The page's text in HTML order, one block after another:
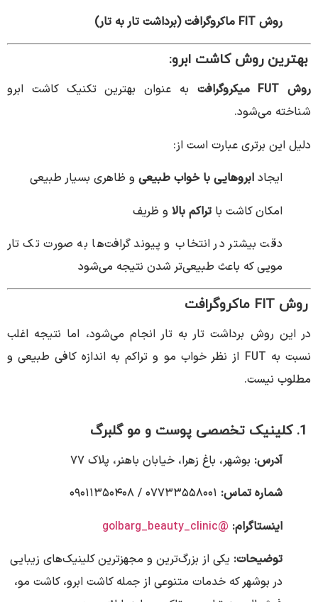
روش FIT ماکروگرافت (برداشت تار به تار)
بهترین روش کاشت ابرو:
روش FUT میکروگرافت
به عنوان بهترین تکنیک کاشت ابرو
شناخته می‌شود.
دلیل این برتری عبارت است از:
ایجاد ابروهایی با خواب طبیعی و ظاهری بسیار طبیعی
امکان کاشت با تراکم بالا و ظریف
دقت بیشتر در انتخاب و پیوند گرافت‌ها به صورت تک تار
مویی که باعث طبیعی‌تر شدن نتیجه می‌شود
روش FIT ماکروگرافت
در این روش برداشت تار به تار انجام می‌شود، اما نتیجه اغلب
نسبت به FUT از نظر خواب مو و تراکم به اندازه کافی طبیعی و
مطلوب نیست.
1. کلینیک تخصصی پوست و مو گلبرگ
آدرس: بوشهر، باغ زهرا، خیابان باهنر، پلاک ۷۷
شماره تماس: ۰۷۷۳۳۵۵۸۰۰۱ / ۰۹۰۱۱۳۵۰۴۰۸
اینستاگرام: @golbarg_beauty_clinic
توضیحات: یکی از بزرگ‌ترین و مجهزترین کلینیک‌های زیبایی
در بوشهر که خدمات متنوعی از جمله کاشت ابرو، کاشت مو،